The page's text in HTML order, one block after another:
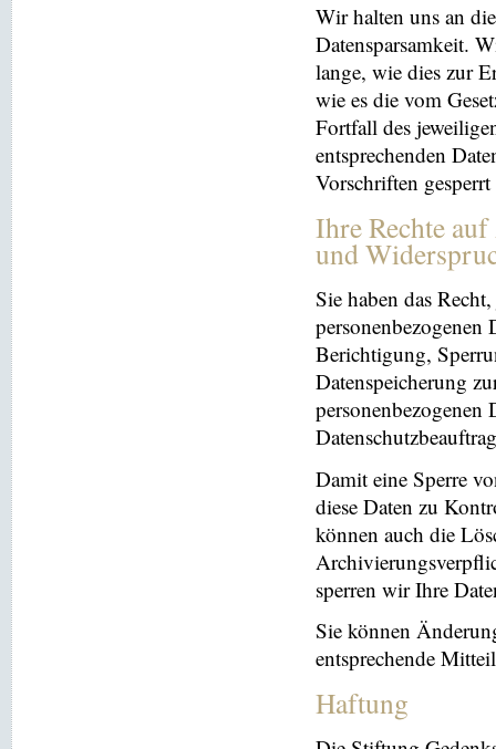
Wir halten uns an
Datensparsamkeit.
lange, wie dies zur
wie es die vom
Fortfall des
entsprechenden
Vorschriften
Ihre Rechte
und
Sie haben das
personenbezogenen
Berichtigung,
Datenspeicherung
personenbezogenen
Damit eine Sperre
diese Daten zu
können auch die
sperren wir Ihre
Sie können
entsprechende
Haftung